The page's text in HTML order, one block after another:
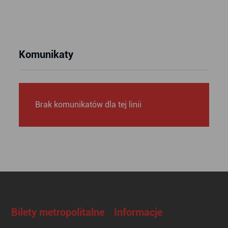
Komunikaty
Brak komunikatów dla tej linii
Bilety metropolitalne Informacje